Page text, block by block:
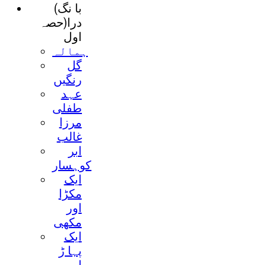
(با نگ
درا(حصہ
اول
ہمالہ
گل
رنگيں
عہد
طفلی
مرزا
غالب
ابر
کوہسار
ايک
مکڑا
اور
مکھی
ايک
پہا ڑ